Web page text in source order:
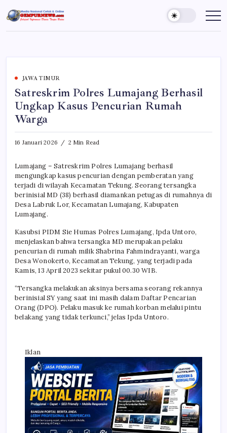
to
content
Gempur
News
Jelajah
Dunia
JAWA TIMUR
Satreskrim Polres Lumajang Berhasil
Ungkap Kasus Pencurian Rumah
Warga
16 Januari 2026 2 Min Read
Lumajang – Satreskrim Polres Lumajang berhasil
mengungkap kasus pencurian dengan pemberatan yang
terjadi di wilayah Kecamatan Tekung. Seorang tersangka
berinisial MD (38) berhasil diamankan petugas di rumahnya di
Desa Labruk Lor, Kecamatan Lumajang, Kabupaten
Lumajang.
Kasubsi PIDM Sie Humas Polres Lumajang, Ipda Untoro,
menjelaskan bahwa tersangka MD merupakan pelaku
pencurian di rumah milik Shabrina Fahmindrayanti, warga
Desa Wonokerto, Kecamatan Tekung, yang terjadi pada
Kamis, 13 April 2023 sekitar pukul 00.30 WIB.
“Tersangka melakukan aksinya bersama seorang rekannya
berinisial SY yang saat ini masih dalam Daftar Pencarian
Orang (DPO). Pelaku masuk ke rumah korban melalui pintu
belakang yang tidak terkunci,” jelas Ipda Untoro.
Iklan